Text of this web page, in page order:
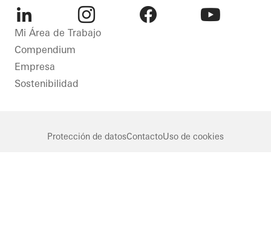
LinkedIn Instagram
Mi Área de Trabajo
Compendium
Empresa
Sostenibilidad
Protección de datosContactoUso de cookies